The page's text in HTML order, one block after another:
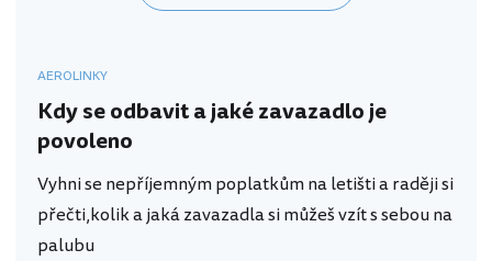
AEROLINKY
Kdy se odbavit a jaké zavazadlo je
povoleno
Vyhni se nepříjemným poplatkům na letišti a raději si
přečti,kolik a jaká zavazadla si můžeš vzít s sebou na
palubu